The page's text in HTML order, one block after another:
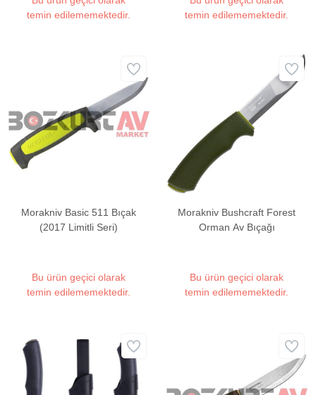
temin edilememektedir.
temin edilememektedir.
Morakniv Basic 511 Bıçak
(2017 Limitli Seri)
Bu ürün geçici olarak
temin edilememektedir.
Morakniv Bushcraft Forest
Orman Av Bıçağı
Bu ürün geçici olarak
temin edilememektedir.